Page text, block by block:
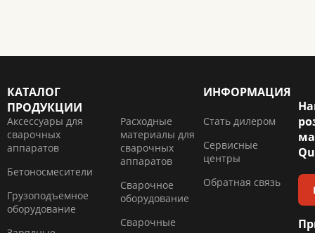
КАТАЛОГ
ПРОДУКЦИИ
Аксессуары для
сварочных
аппаратов
Бетоносмесители
Грузоподъемное
оборудование
Расходные
материалы для
сварочных
аппаратов
Сварочное
оборудование
Сварочные
ИНФОРМАЦИЯ
Стать дилером
Сервисные
центры
Обратная связь